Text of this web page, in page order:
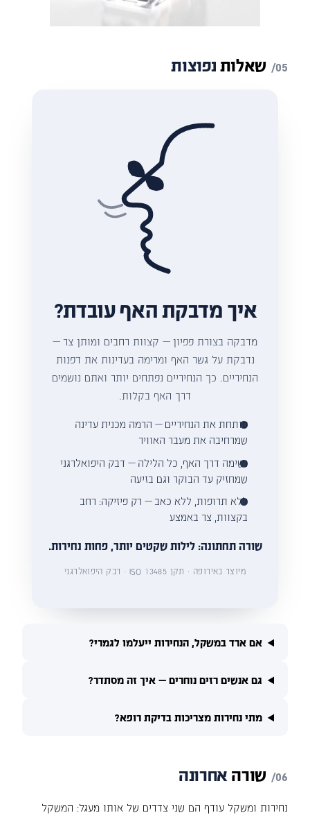
שאלותנפוצות
איך מדבקת האף עובדת?
מדבקה בצורת פפיון — קצוות רחבים ומותן צר —
נדבקת על גשר האף ומרימה בעדינות את דפנות
הנחיריים. כך הנחיריים נפתחים יותר ואתם נושמים
דרך האף בקלות.
פותחת את הנחיריים — הרמה מכנית עדינה
שמרחיבה את מעבר האוויר
נשימה דרך האף, כל הלילה — דבק היפואלרגני
שמחזיק עד הבוקר וגם בזיעה
ללא תרופות, ללא כאב — רק פיזיקה: רחב
בקצוות, צר באמצע
שורה תחתונה: לילות שקטים יותר, פחות נחירות.
מיוצר באירופה · תקן ISO 13485 · דבק היפואלרגני
אם ארד במשקל, הנחירות ייעלמו לגמרי?
גם אנשים רזים נוחרים — איך זה מסתדר?
מתי נחירות מצריכות בדיקת רופא?
שורה אחרונה
נחירות ומשקל עודף הם שני צדדים של אותו מעגל: המשקל